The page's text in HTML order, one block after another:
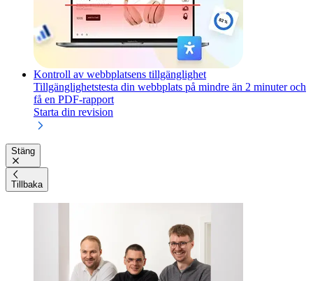
Kontroll av webbplatsens tillgänglighet
Tillgänglighetstesta din webbplats på mindre än 2 minuter och
få en PDF-rapport
Starta din revision
Stäng
Tillbaka